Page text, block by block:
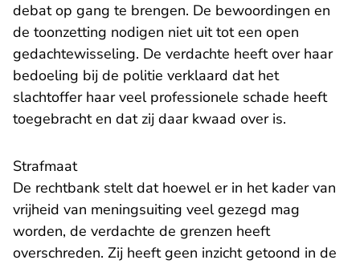
debat op gang te brengen. De bewoordingen en
de toonzetting nodigen niet uit tot een open
gedachtewisseling. De verdachte heeft over haar
bedoeling bij de politie verklaard dat het
slachtoffer haar veel professionele schade heeft
toegebracht en dat zij daar kwaad over is.
Strafmaat
De rechtbank stelt dat hoewel er in het kader van
vrijheid van meningsuiting veel gezegd mag
worden, de verdachte de grenzen heeft
overschreden. Zij heeft geen inzicht getoond in de